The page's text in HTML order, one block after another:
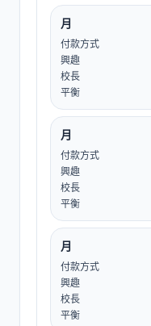
月
付款方式
興趣
校長
平衡
月
付款方式
興趣
校長
平衡
月
付款方式
興趣
校長
平衡